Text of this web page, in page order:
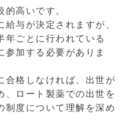
高いです。
与が決定されますが、
年ごとに行われている
参加する必要がありま
合格しなければ、出世が
、ロート製薬での出世を
制度について理解を深め